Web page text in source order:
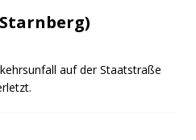
auf der Staatstraße